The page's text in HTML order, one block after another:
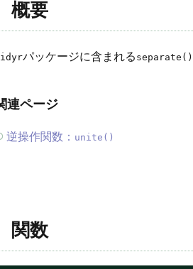
概要
パッケージに含まれる separate()
連ページ
逆操作関数： unite()
関数